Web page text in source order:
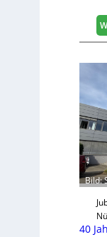
Bild:
40